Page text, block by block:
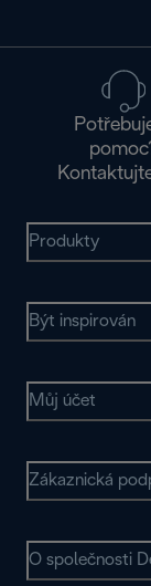
Produkty
Být inspirován
Můj účet
Zákaznická
O společnosti